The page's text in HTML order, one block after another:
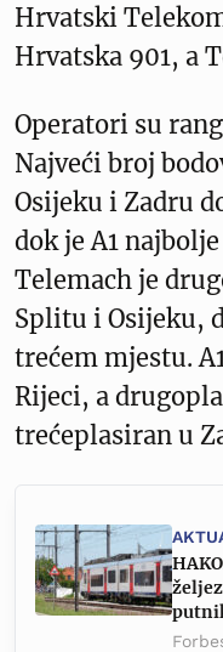
Hrvatski
Hrvatska 901, a
Operatori su
Najveći broj
Osijeku i Zadru
dok je A1
Telemach je
Splitu i Osijeku,
trećem mjestu.
Rijeci, a
trećeplasiran u